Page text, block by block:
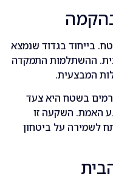
בייחוד בגדוד שנמצא
ההשתלמות התמקדה
המבצעית.
בשטח היא צעד
האמת. השקעה זו
לשמירה על ביטחון